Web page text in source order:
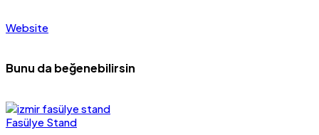
Website
Bunu da beğenebilirsin
Fasülye Stand